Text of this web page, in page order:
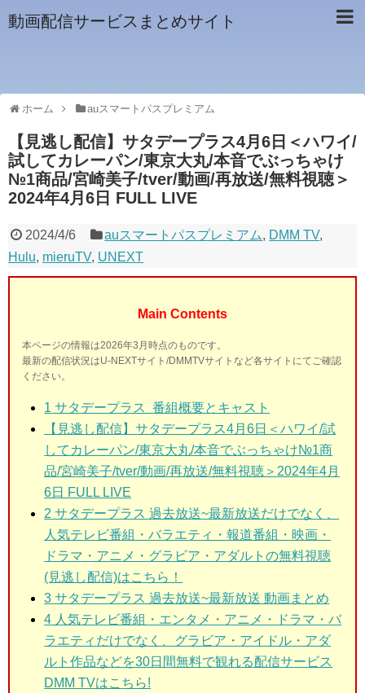
動画配信サービスまとめサイト
ホーム auスマートパスプレミアム
【見逃し配信】サタデープラス4月6日＜ハワイ/
試してカレーパン/東京大丸/本音でぶっちゃけ
№1商品/宮崎美子/tver/動画/再放送/無料視聴＞
2024年4月6日 FULL LIVE
2024/4/6 auスマートパスプレミアム, DMM TV,
Hulu, mieruTV, UNEXT
Main Contents
本ページの情報は2026年3月時点のものです。
最新の配信状況はU-NEXTサイト/DMMTVサイトなど各サイトにてご確認
ください。
1 サタデープラス 番組概要とキャスト
【見逃し配信】サタデープラス4月6日＜ハワイ/試
してカレーパン/東京大丸/本音でぶっちゃけ№1商
品/宮崎美子/tver/動画/再放送/無料視聴＞2024年4月
6日 FULL LIVE
2 サタデープラス 過去放送~最新放送だけでなく、
人気テレビ番組・バラエティ・報道番組・映画・
ドラマ・アニメ・グラビア・アダルトの無料視聴
(見逃し配信)はこちら！
3 サタデープラス 過去放送~最新放送 動画まとめ
4 人気テレビ番組・エンタメ・アニメ・ドラマ・バ
ラエティだけでなく、グラビア・アイドル・アダ
ルト作品などを30日間無料で観れる配信サービス
DMM TVはこちら!